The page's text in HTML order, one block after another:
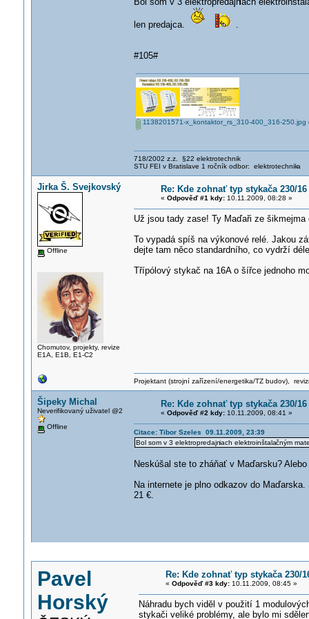
len predajca. .
#105#
1138201571-x_kontaktor_rs_310-400_316-250.jpg
718/2002 z.z. §22 elektrotechnik
STU FEI v Bratislave 1 ročník odbor: elektrotechnika
Jirka Š. Svejkovský
Offline
Chomutov, projekty, revize
E1A, E1B, E1-C2
Re: Kde zohnať typ stykača 230/
« Odpověď #1 kdy:10.11.2009, 08:28 »
Už jsou tady zase! Ty Maďaři ze
To vypadá spíš na výkonové relé. Jakou
dejte tam něco standardního, co vydrží
Třípólový stykač na 16A o šířce jednoho
Projektant (strojní zařízení/energetika/TZ budov),
Šipeky Michal
Neverifikovaný uživatel @2
Offline
Re: Kde zohnať typ stykača 230/
« Odpověď #2 kdy:10.11.2009, 08:41 »
Citace: Tibor Szeles 09.11.2009, 23:39
Bol som v 3 elektropredajniach elektroinštalačným
Neskúšal ste to zháňať v Maďarsku?
Na internete je plno odkazov do
21 €.
Pavel
Horský
Re: Kde zohnať typ stykača 230/
« Odpověď #3 kdy:10.11.2009, 08:45 »
Náhradu bych viděl v použití 1
stykači veliké problémy, ale bylo mi